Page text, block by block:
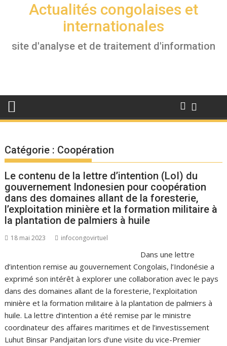
Actualités congolaises et
internationales
site d'analyse et de traitement d'information
Catégorie : Coopération
Le contenu de la lettre d’intention (LoI) du
gouvernement Indonesien pour coopération
dans des domaines allant de la foresterie,
l’exploitation minière et la formation militaire à
la plantation de palmiers à huile
18 mai 2023 infocongovirtuel
Dans une lettre
d’intention remise au gouvernement Congolais, l’Indonésie a
exprimé son intérêt à explorer une collaboration avec le pays
dans des domaines allant de la foresterie, l’exploitation
minière et la formation militaire à la plantation de palmiers à
huile. La lettre d’intention a été remise par le ministre
coordinateur des affaires maritimes et de l’investissement
Luhut Binsar Pandjaitan lors d’une visite du vice-Premier